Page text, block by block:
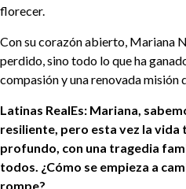
florecer.
Con su corazón abierto, Mariana
perdido, sino todo lo que ha
compasión y una renovada misión
Latinas RealEs: Mariana,
resiliente, pero esta vez la vida
profundo, con una tragedia
todos. ¿Cómo se empieza a
rompe?